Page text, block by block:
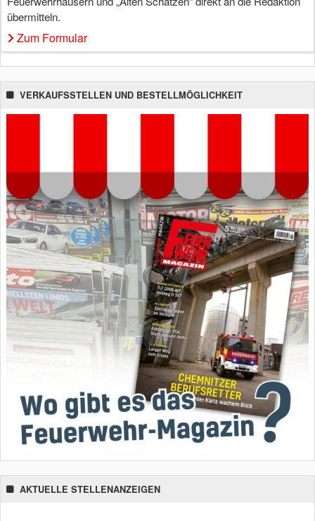
übermitteln.
Zum Formular
VERKAUFSSTELLEN UND BESTELLMÖGLICHKEIT
AKTUELLE STELLENANZEIGEN